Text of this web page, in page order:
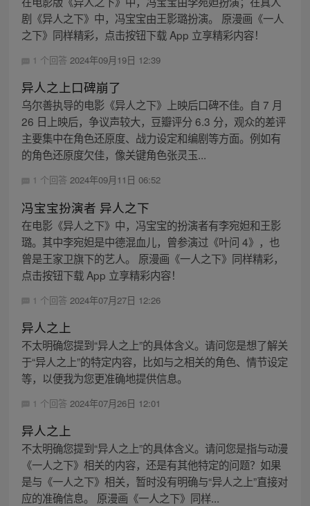
剧《异人之下》中，冯宝宝由王影璐扮演。 原漫画《一人
之下》同样精彩，点击按钮下载 App 立享精彩内容！
1 个回答 2024年09月19日 12:39
异人之上口碑崩了
乌尔善执导的电影《异人之下》上映后口碑不佳。自 7 月
26 日上映后，争议声较大，豆瓣评分 6.3 分，观众的差评
主要集中在角色还原度、战力设定和编剧等方面。例如有
的角色还原度欠佳，像关键角色张灵玉...
1 个回答 2024年09月11日 06:52
冯宝宝扮演者 异人之下
在电影《异人之下》中，冯宝宝的扮演者有李宛妲和王影
璐。其中李宛妲是中德混血儿，曾参演过《叶问 4》，也
曾是王家卫旗下的艺人。 原漫画《一人之下》同样精彩，
点击按钮下载 App 立享精彩内容！
1 个回答 2024年07月27日 12:26
异人之上
不太明确您提到“异人之上”的具体含义。请问您是想了解关
于“异人之上”的特定内容，比如与之相关的角色、情节设定
等，以便我为您更准确地提供信息。
1 个回答 2024年07月26日 12:01
异人之上
不太明确您提到“异人之上”的具体含义。请问您是指与动漫
《一人之下》相关的内容，还是有其他特定的问题？如果
是与《一人之下》相关，暂时没有明确与“异人之上”直接对
应的准确信息。 原漫画《一人之下》同样...